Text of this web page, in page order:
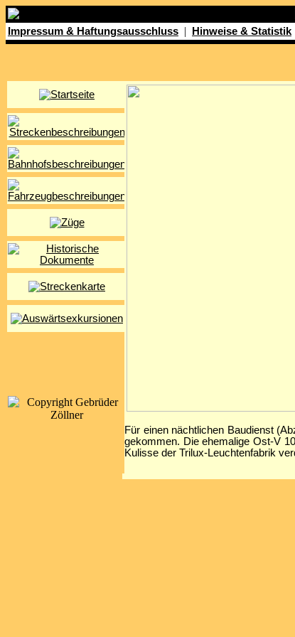
Impressum & Haftungsausschluss | Hinweise & Statistik
Für einen nächtlichen Baudienst
gekommen. Die ehemalige Ost-V
Kulisse der Trilux-Leuchtenfabrik